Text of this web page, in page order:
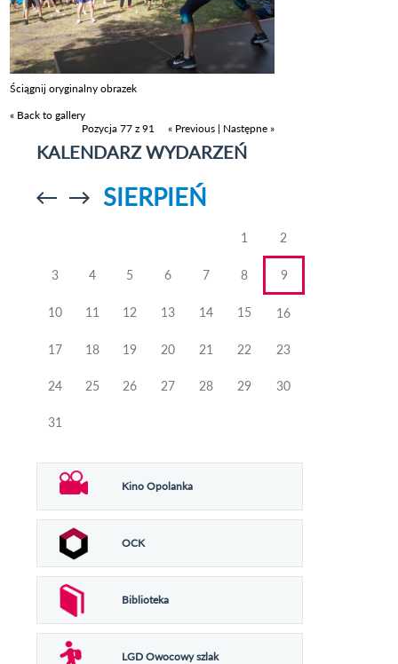
Ściągnij oryginalny obrazek
« Back to gallery
Pozycja 77 z 91
« Previous | Następne »
KALENDARZ WYDARZEŃ
Przejdź doPrzejdź do
SIERPIEŃ
1 2
3 4 5 6 7 8 9
10 11 12 13 14 15 16
17 18 19 20 21 22 23
24 25 26 27 28 29 30
31
Kino Opolanka
OCK
Biblioteka
LGD Owocowy szlak